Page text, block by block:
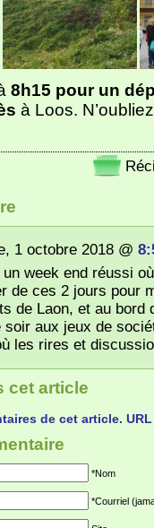
8h15 pour un
à Loos.
1 octobre 2018 @
un week end réussi
de ces 2 jours pour
de Laon, et au bord
soir aux jeux de
les rires et
cet article
de cet article.
*Nom
*Courriel